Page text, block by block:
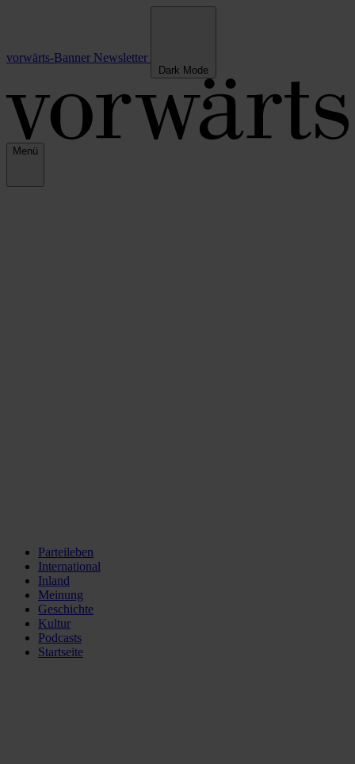
vorwärts-Banner Newsletter
Dark Mode
Menü
Parteileben
International
Inland
Meinung
Geschichte
Kultur
Podcasts
Startseite